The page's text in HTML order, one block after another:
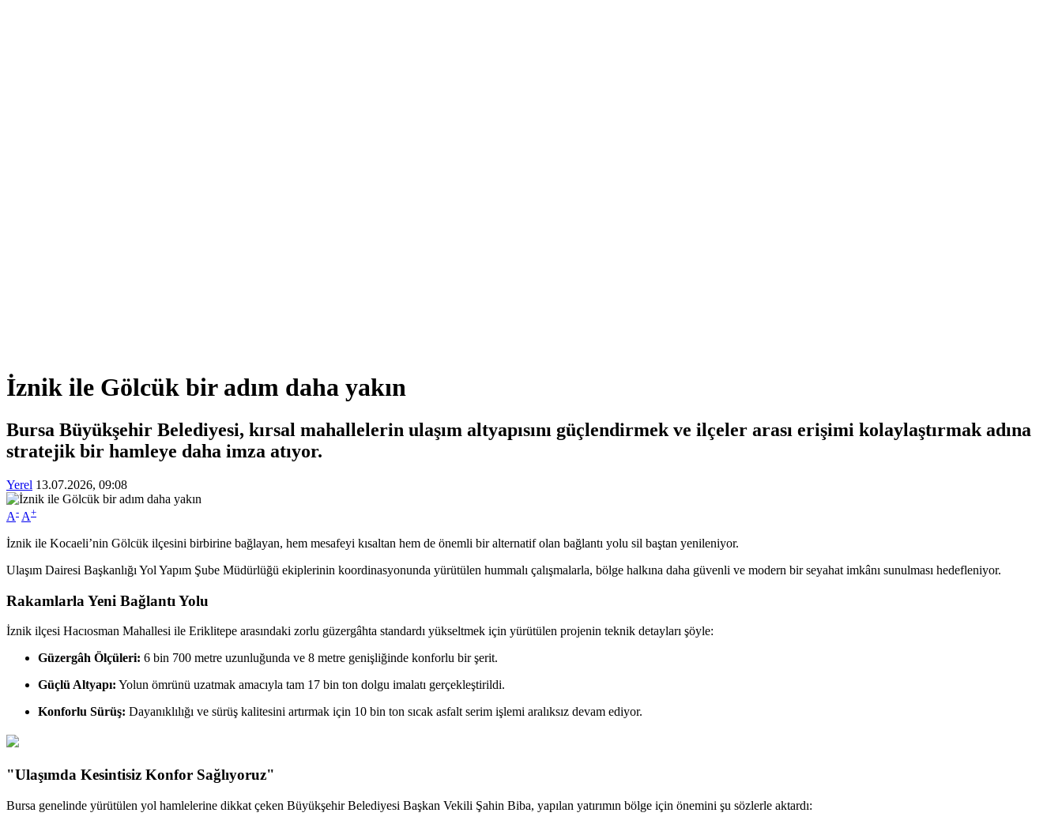
İznik ile Gölcük bir adım daha yakın
Bursa Büyükşehir Belediyesi, kırsal mahallelerin ulaşım altyapısını güçlendirmek ve ilçeler arası erişimi kolaylaştırmak adına
stratejik bir hamleye daha imza atıyor.
Yerel 13.07.2026, 09:08
A- A+
İznik ile Kocaeli’nin Gölcük ilçesini birbirine bağlayan, hem mesafeyi kısaltan hem de önemli bir alternatif olan bağlantı yolu sil baştan yenileniyor.
Ulaşım Dairesi Başkanlığı Yol Yapım Şube Müdürlüğü ekiplerinin koordinasyonunda yürütülen hummalı çalışmalarla, bölge halkına daha güvenli ve modern bir seyahat imkânı sunulması hedefleniyor.
Rakamlarla Yeni Bağlantı Yolu
İznik ilçesi Hacıosman Mahallesi ile Eriklitepe arasındaki zorlu güzergâhta standardı yükseltmek için yürütülen projenin teknik detayları şöyle:
Güzergâh Ölçüleri: 6 bin 700 metre uzunluğunda ve 8 metre genişliğinde konforlu bir şerit.
Güçlü Altyapı: Yolun ömrünü uzatmak amacıyla tam 17 bin ton dolgu imalatı gerçekleştirildi.
Konforlu Sürüş: Dayanıklılığı ve sürüş kalitesini artırmak için 10 bin ton sıcak asfalt serim işlemi aralıksız devam ediyor.
"Ulaşımda Kesintisiz Konfor Sağlıyoruz"
Bursa genelinde yürütülen yol hamlelerine dikkat çeken Büyükşehir Belediyesi Başkan Vekili Şahin Biba, yapılan yatırımın bölge için önemini şu sözlerle aktardı: